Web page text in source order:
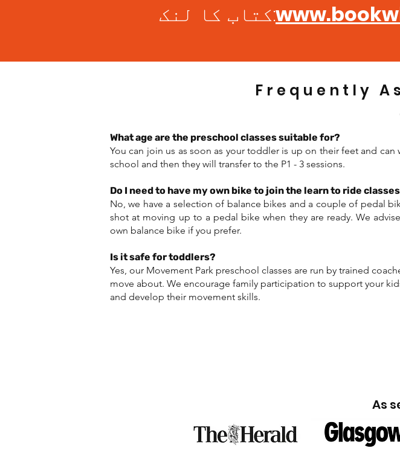
کتاب کا لنک:
Frequently
What age are the preschool classes suitable for?
You can join us as soon as your toddler is up on their feet and
school and then they will transfer to the P1 - 3 sessions.
Do I need to have my own bike to join the learn to ride
No, we have a selection of balance bikes and a couple of pedal
shot at moving up to a pedal bike when they are ready. We
own balance bike if you prefer.
Is it safe for toddlers?
Yes, our Movement Park preschool classes are run by trained
move about. We encourage family participation to support your
and develop their movement skills.
As